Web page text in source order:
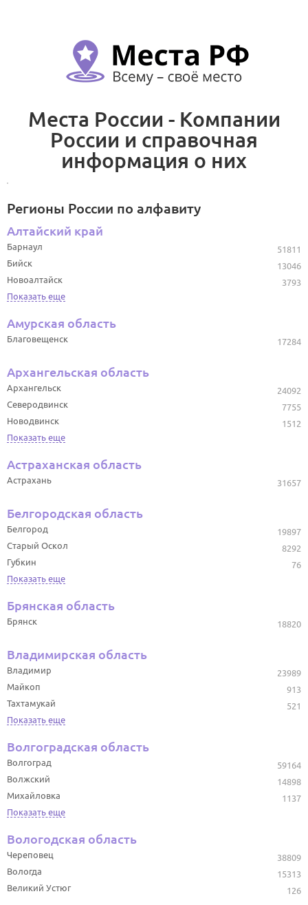
Места России - Компании
России и справочная
информация о них
Регионы России по алфавиту
Алтайский край
51811
Барнаул
13046
Бийск
3793
Новоалтайск
Показать еще
Амурская область
17284
Благовещенск
Архангельская область
24092
Архангельск
7755
Северодвинск
1512
Новодвинск
Показать еще
Астраханская область
31657
Астрахань
Белгородская область
19897
Белгород
8292
Старый Оскол
76
Губкин
Показать еще
Брянская область
18820
Брянск
Владимирская область
23989
Владимир
913
Майкоп
521
Тахтамукай
Показать еще
Волгоградская область
59164
Волгоград
14898
Волжский
1137
Михайловка
Показать еще
Вологодская область
38809
Череповец
15313
Вологда
126
Великий Устюг